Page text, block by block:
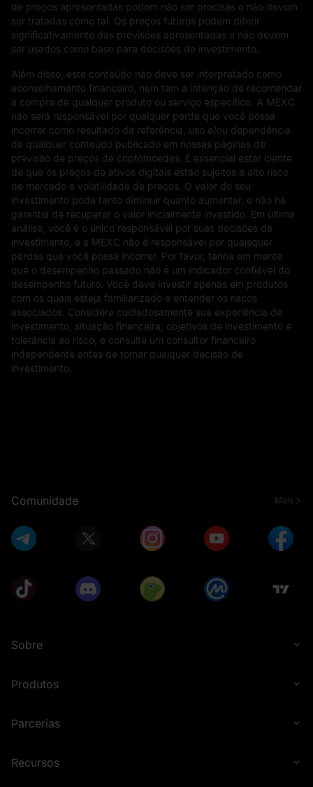
de preços apresentadas podem não ser precisas e não devem
ser tratadas como tal. Os preços futuros podem diferir
significativamente das previsões apresentadas e não devem
ser usados como base para decisões de investimento.
Além disso, este conteúdo não deve ser interpretado como
aconselhamento financeiro, nem tem a intenção de recomendar
a compra de qualquer produto ou serviço específico. A MEXC
não será responsável por qualquer perda que você possa
incorrer como resultado da referência, uso e/ou dependência
de qualquer conteúdo publicado em nossas páginas de
previsão de preços de criptomoedas. É essencial estar ciente
de que os preços de ativos digitais estão sujeitos a alto risco
de mercado e volatilidade de preços. O valor do seu
investimento pode tanto diminuir quanto aumentar, e não há
garantia de recuperar o valor inicialmente investido. Em última
análise, você é o único responsável por suas decisões de
investimento, e a MEXC não é responsável por quaisquer
perdas que você possa incorrer. Por favor, tenha em mente
que o desempenho passado não é um indicador confiável do
desempenho futuro. Você deve investir apenas em produtos
com os quais esteja familiarizado e entender os riscos
associados. Considere cuidadosamente sua experiência de
investimento, situação financeira, objetivos de investimento e
tolerância ao risco, e consulte um consultor financeiro
independente antes de tomar qualquer decisão de
investimento.
Comunidade Mais
Sobre
Produtos
Parcerias
Recursos